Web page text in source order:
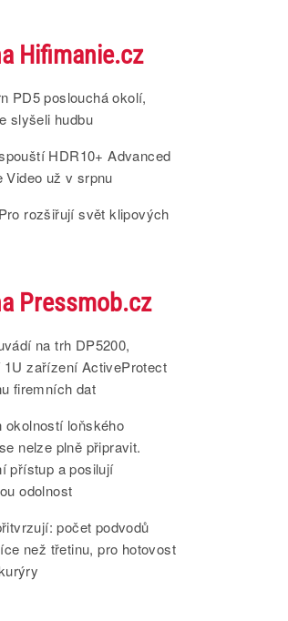
Hifimanie.cz
PD5 poslouchá okolí,
slyšeli hudbu
HDR10+ Advanced
Video už v srpnu
rozšiřují svět klipových
Pressmob.cz
na trh DP5200,
zařízení ActiveProtect
firemních dat
okolností loňského
nelze plně připravit.
přístup a posilují
odolnost
počet podvodů
než třetinu, pro hotovost